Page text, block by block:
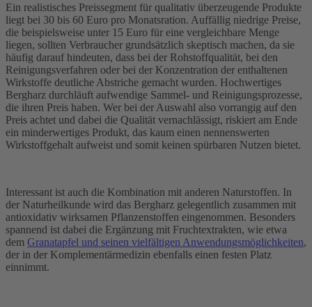
Ein realistisches Preissegment für qualitativ überzeugende Produkte
liegt bei 30 bis 60 Euro pro Monatsration. Auffällig niedrige Preise,
die beispielsweise unter 15 Euro für eine vergleichbare Menge
liegen, sollten Verbraucher grundsätzlich skeptisch machen, da sie
häufig darauf hindeuten, dass bei der Rohstoffqualität, bei den
Reinigungsverfahren oder bei der Konzentration der enthaltenen
Wirkstoffe deutliche Abstriche gemacht wurden. Hochwertiges
Bergharz durchläuft aufwendige Sammel- und Reinigungsprozesse,
die ihren Preis haben. Wer bei der Auswahl also vorrangig auf den
Preis achtet und dabei die Qualität vernachlässigt, riskiert am Ende
ein minderwertiges Produkt, das kaum einen nennenswerten
Wirkstoffgehalt aufweist und somit keinen spürbaren Nutzen bietet.
Interessant ist auch die Kombination mit anderen Naturstoffen. In
der Naturheilkunde wird das Bergharz gelegentlich zusammen mit
antioxidativ wirksamen Pflanzenstoffen eingenommen. Besonders
spannend ist dabei die Ergänzung mit Fruchtextrakten, wie etwa
dem Granatapfel und seinen vielfältigen Anwendungsmöglichkeiten,
der in der Komplementärmedizin ebenfalls einen festen Platz
einnimmt.